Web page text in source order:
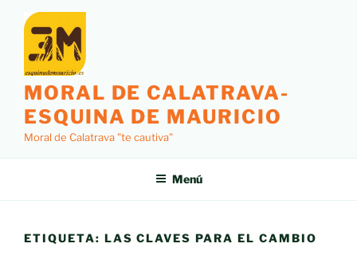
contenido
MORAL DE CALATRAVA-
ESQUINA DE MAURICIO
Moral de Calatrava "te cautiva"
Menú
ETIQUETA: LAS CLAVES PARA EL CAMBIO